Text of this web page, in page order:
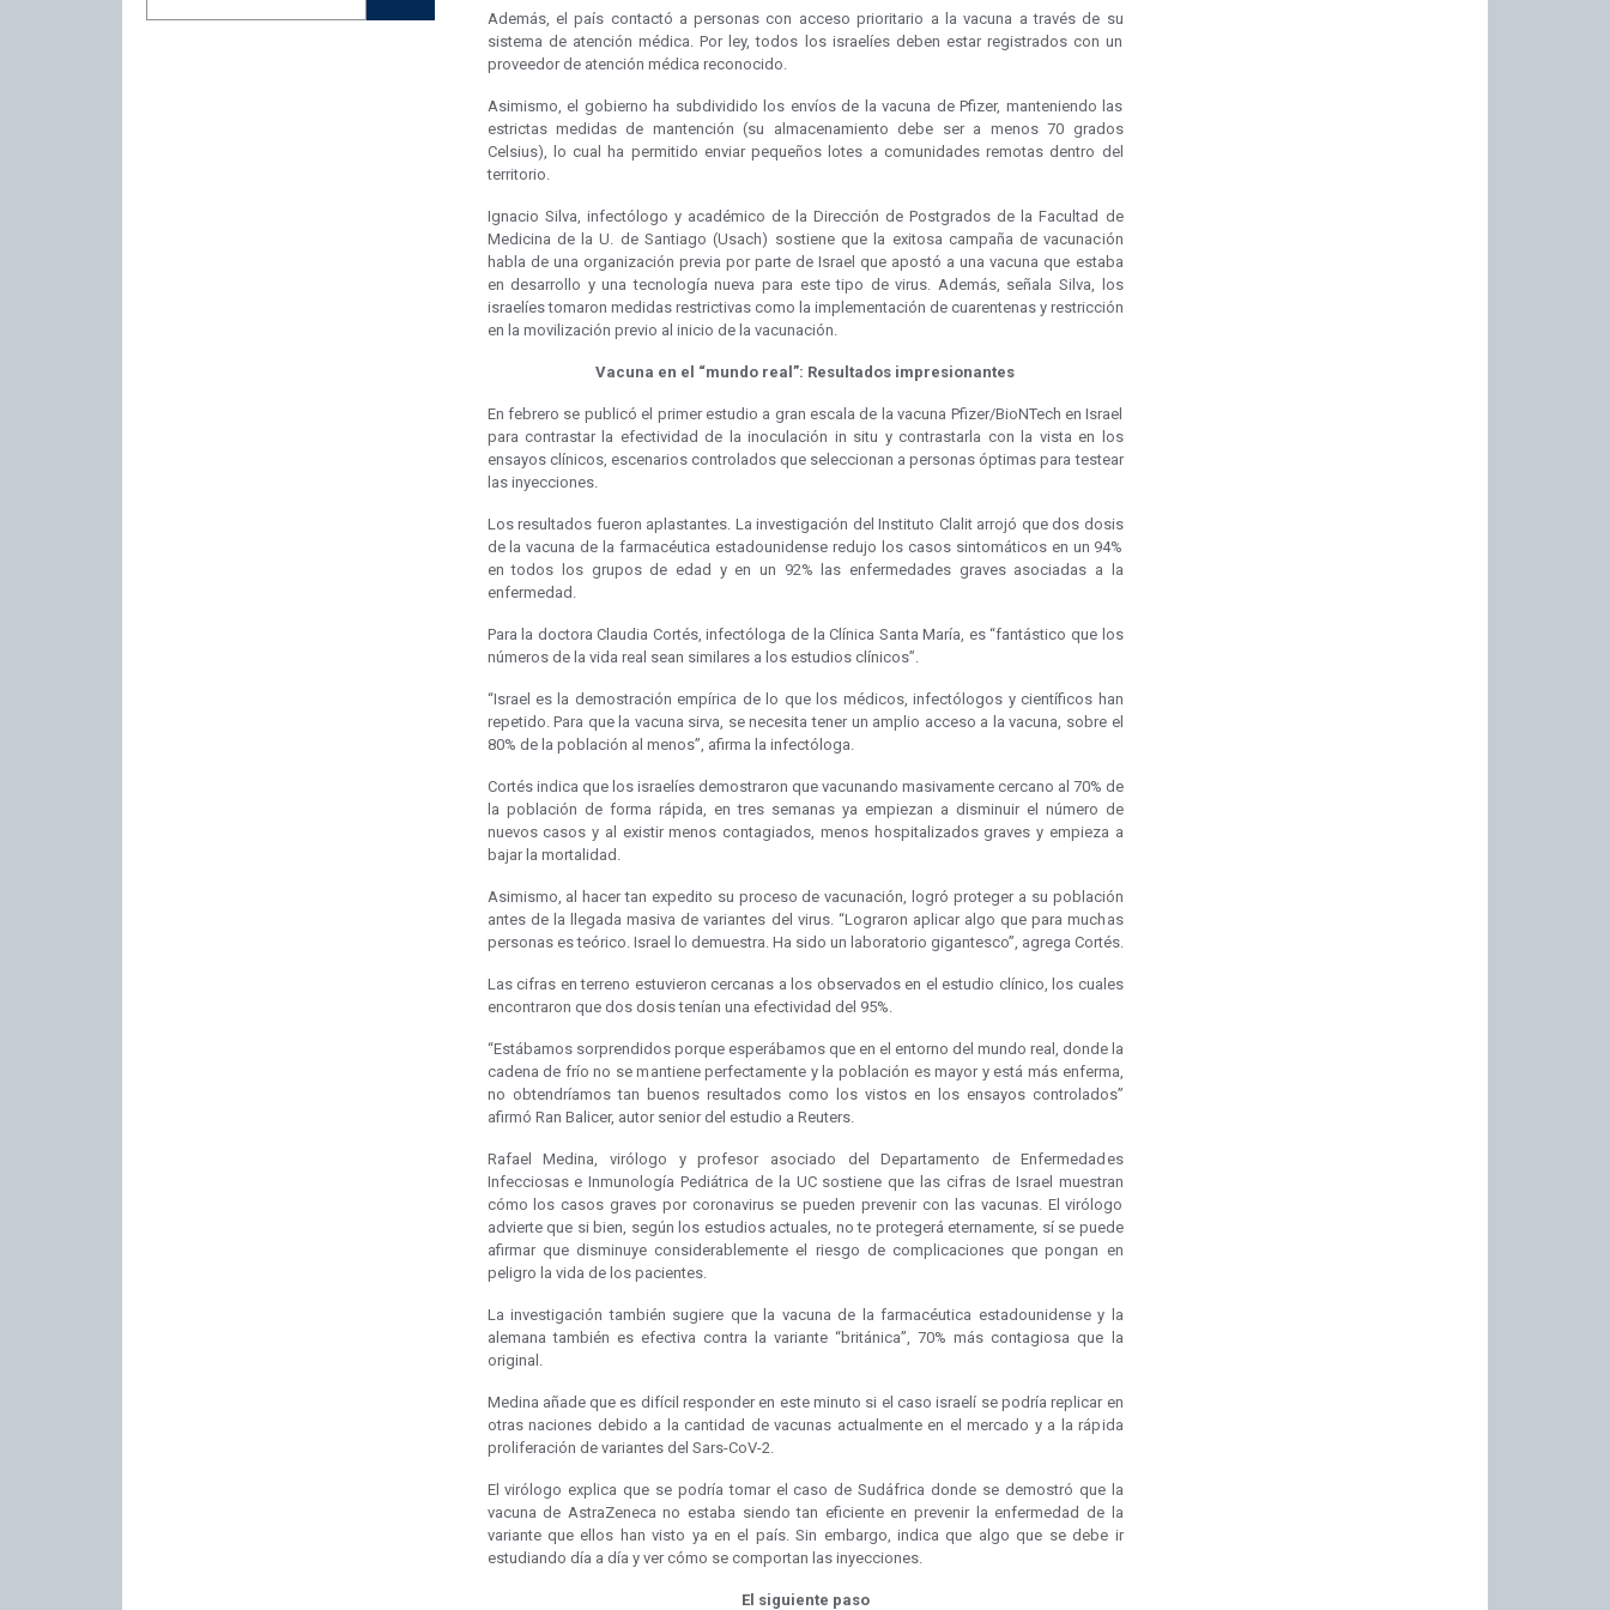
Además, el país contactó a personas con acceso prioritario a la vacuna a través de su
sistema de atención médica. Por ley, todos los israelíes deben estar registrados con un
proveedor de atención médica reconocido.
Asimismo, el gobierno ha subdividido los envíos de la vacuna de Pfizer, manteniendo las
estrictas medidas de mantención (su almacenamiento debe ser a menos 70 grados
Celsius), lo cual ha permitido enviar pequeños lotes a comunidades remotas dentro del
territorio.
Ignacio Silva, infectólogo y académico de la Dirección de Postgrados de la Facultad de
Medicina de la U. de Santiago (Usach) sostiene que la exitosa campaña de vacunación
habla de una organización previa por parte de Israel que apostó a una vacuna que estaba
en desarrollo y una tecnología nueva para este tipo de virus. Además, señala Silva, los
israelíes tomaron medidas restrictivas como la implementación de cuarentenas y restricción
en la movilización previo al inicio de la vacunación.
Vacuna en el “mundo real”: Resultados impresionantes
En febrero se publicó el primer estudio a gran escala de la vacuna Pfizer/BioNTech en Israel
para contrastar la efectividad de la inoculación in situ y contrastarla con la vista en los
ensayos clínicos, escenarios controlados que seleccionan a personas óptimas para testear
las inyecciones.
Los resultados fueron aplastantes. La investigación del Instituto Clalit arrojó que dos dosis
de la vacuna de la farmacéutica estadounidense redujo los casos sintomáticos en un 94%
en todos los grupos de edad y en un 92% las enfermedades graves asociadas a la
enfermedad.
Para la doctora Claudia Cortés, infectóloga de la Clínica Santa María, es “fantástico que los
números de la vida real sean similares a los estudios clínicos”.
“Israel es la demostración empírica de lo que los médicos, infectólogos y científicos han
repetido. Para que la vacuna sirva, se necesita tener un amplio acceso a la vacuna, sobre el
80% de la población al menos”, afirma la infectóloga.
Cortés indica que los israelíes demostraron que vacunando masivamente cercano al 70% de
la población de forma rápida, en tres semanas ya empiezan a disminuir el número de
nuevos casos y al existir menos contagiados, menos hospitalizados graves y empieza a
bajar la mortalidad.
Asimismo, al hacer tan expedito su proceso de vacunación, logró proteger a su población
antes de la llegada masiva de variantes del virus. “Lograron aplicar algo que para muchas
personas es teórico. Israel lo demuestra. Ha sido un laboratorio gigantesco”, agrega Cortés.
Las cifras en terreno estuvieron cercanas a los observados en el estudio clínico, los cuales
encontraron que dos dosis tenían una efectividad del 95%.
“Estábamos sorprendidos porque esperábamos que en el entorno del mundo real, donde la
cadena de frío no se mantiene perfectamente y la población es mayor y está más enferma,
no obtendríamos tan buenos resultados como los vistos en los ensayos controlados”
afirmó Ran Balicer, autor senior del estudio a Reuters.
Rafael Medina, virólogo y profesor asociado del Departamento de Enfermedades
Infecciosas e Inmunología Pediátrica de la UC sostiene que las cifras de Israel muestran
cómo los casos graves por coronavirus se pueden prevenir con las vacunas. El virólogo
advierte que si bien, según los estudios actuales, no te protegerá eternamente, sí se puede
afirmar que disminuye considerablemente el riesgo de complicaciones que pongan en
peligro la vida de los pacientes.
La investigación también sugiere que la vacuna de la farmacéutica estadounidense y la
alemana también es efectiva contra la variante “británica”, 70% más contagiosa que la
original.
Medina añade que es difícil responder en este minuto si el caso israelí se podría replicar en
otras naciones debido a la cantidad de vacunas actualmente en el mercado y a la rápida
proliferación de variantes del Sars-CoV-2.
El virólogo explica que se podría tomar el caso de Sudáfrica donde se demostró que la
vacuna de AstraZeneca no estaba siendo tan eficiente en prevenir la enfermedad de la
variante que ellos han visto ya en el país. Sin embargo, indica que algo que se debe ir
estudiando día a día y ver cómo se comportan las inyecciones.
El siguiente paso